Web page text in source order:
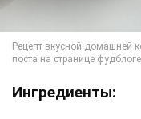
Ингредиенты: